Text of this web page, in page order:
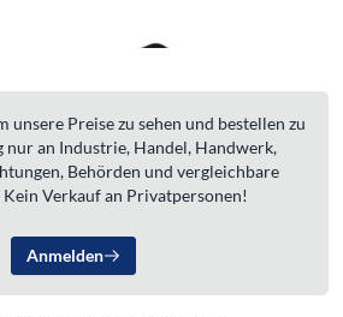
unsere Preise zu sehen und bestellen zu
nur an Industrie, Handel, Handwerk,
Behörden und vergleichbare
Verkauf an Privatpersonen!
Anmelden